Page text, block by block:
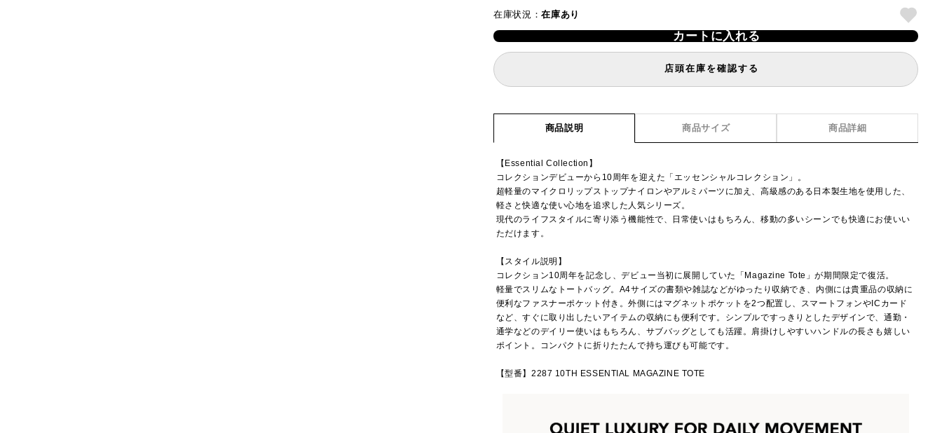
在庫状況：在庫あり
カートに入れる
店頭在庫を確認する
商品説明 商品サイズ 商品詳細
【Essential Collection】
コレクションデビューから10周年を迎えた「エッセンシャルコレクション」。
超軽量のマイクロリップストップナイロンやアルミパーツに加え、高級感のある日本製生地を使用した、
軽さと快適な使い心地を追求した人気シリーズ。
現代のライフスタイルに寄り添う機能性で、日常使いはもちろん、移動の多いシーンでも快適にお使いい
ただけます。
【スタイル説明】
コレクション10周年を記念し、デビュー当初に展開していた「Magazine Tote」が期間限定で復活。
軽量でスリムなトートバッグ。A4サイズの書類や雑誌などがゆったり収納でき、内側には貴重品の収納に
便利なファスナーポケット付き。外側にはマグネットポケットを2つ配置し、スマートフォンやICカード
など、すぐに取り出したいアイテムの収納にも便利です。シンプルですっきりとしたデザインで、通勤・
通学などのデイリー使いはもちろん、サブバッグとしても活躍。肩掛けしやすいハンドルの長さも嬉しい
ポイント。コンパクトに折りたたんで持ち運びも可能です。
【型番】2287 10TH ESSENTIAL MAGAZINE TOTE